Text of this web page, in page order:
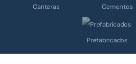
Canteras Cementos
Prefabricados